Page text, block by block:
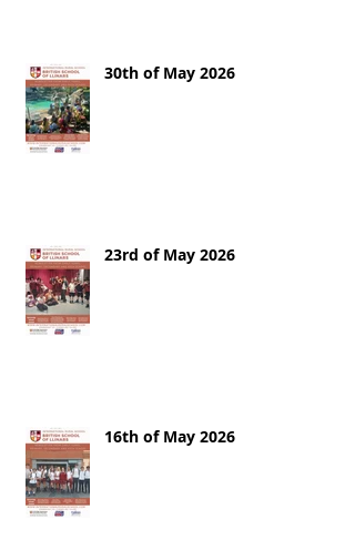
30th of May 2026
23rd of May 2026
16th of May 2026